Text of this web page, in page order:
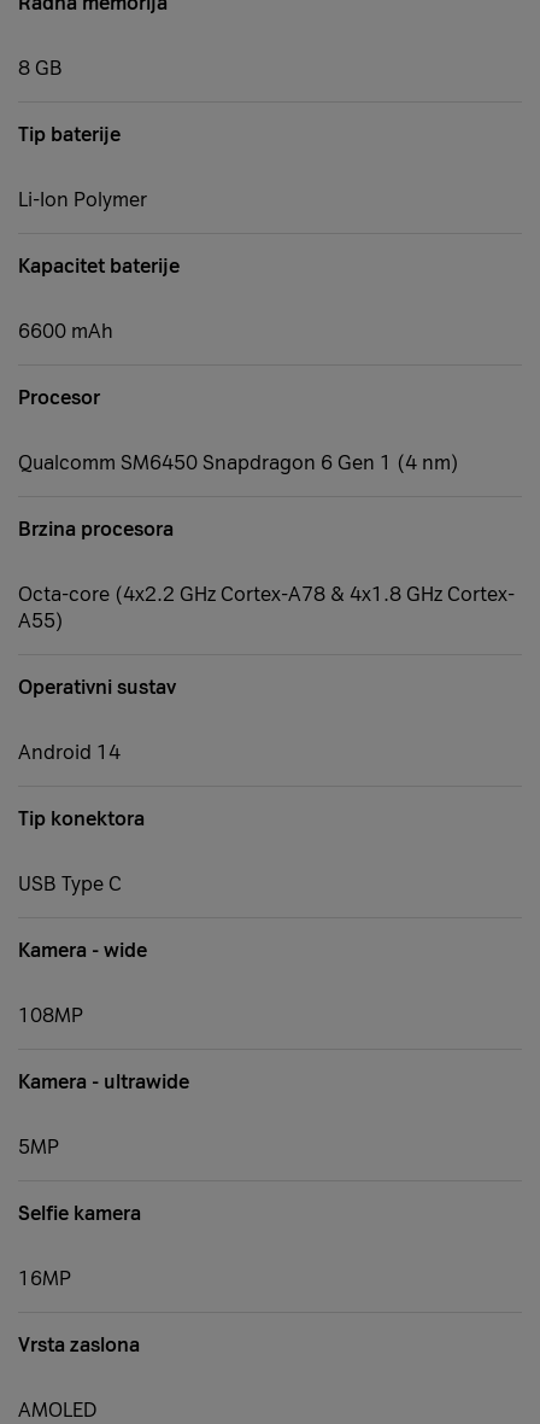
8 GB
Tip baterije
Li-Ion Polymer
Kapacitet baterije
6600 mAh
Procesor
Qualcomm SM6450 Snapdragon 6 Gen 1 (4 nm)
Brzina procesora
Octa-core (4x2.2 GHz Cortex-A78 & 4x1.8 GHz Cortex-
A55)
Operativni sustav
Android 14
Tip konektora
USB Type C
Kamera - wide
108MP
Kamera - ultrawide
5MP
Selfie kamera
16MP
Vrsta zaslona
AMOLED